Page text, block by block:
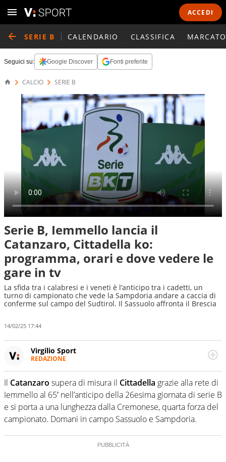
ACCEDI
SERIE B CALENDARIO CLASSIFICA
Seguici su: Google Discover Fonti preferite
CALCIO SERIE B
Serie B, Iemmello lancia il
Catanzaro, Cittadella ko:
programma, orari e dove vedere le
gare in tv
La sfida tra i calabresi e i veneti è l’anticipo tra i cadetti, un
turno di campionato che vede la Sampdoria andare a caccia di
conferme sul campo del Sudtirol. Il Sassuolo affronta il Brescia
14/02/25 17:44
Virgilio Sport
REDAZIONE
appassionato su tutto il mondo dello sport. Calcio,
calciomercato, F1, Motomondiale ma anche tennis,
volley, basket: su Virgilio Sport i tifosi e gli appassionati
sanno che troveranno sempre copertura completa e
zero faziosità. La squadra di Virgilio Sport è formata da
giornalisti ed esperti di sport abili sia nel gioco di
rimessa quando intercettano le notizie e le rilanciano
verso la rete, sia nella costruzione dal basso quando
Il Catanzaro supera di misura il Cittadella grazie alla rete di
Iemmello al 65′ nell’anticipo della 26esima giornata di serie B
e si porta a una lunghezza dalla Cremonese, quarta forza del
campionato. Domani in campo Sassuolo e Sampdoria.